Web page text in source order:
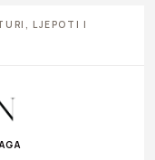
LJEPOTI I